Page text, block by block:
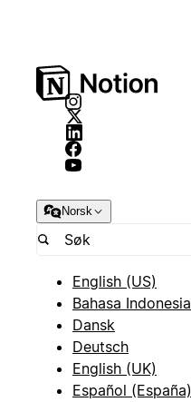
Norsk
English (US)
Bahasa Indonesia
Dansk
Deutsch
English (UK)
Español (España)